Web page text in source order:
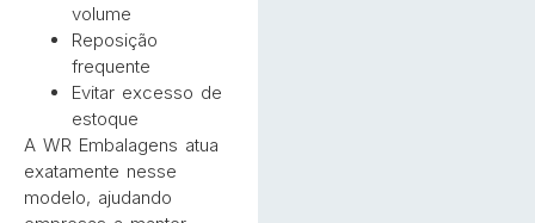
volume
Reposição
frequente
Evitar excesso de
estoque
A WR Embalagens atua
exatamente nesse
modelo, ajudando